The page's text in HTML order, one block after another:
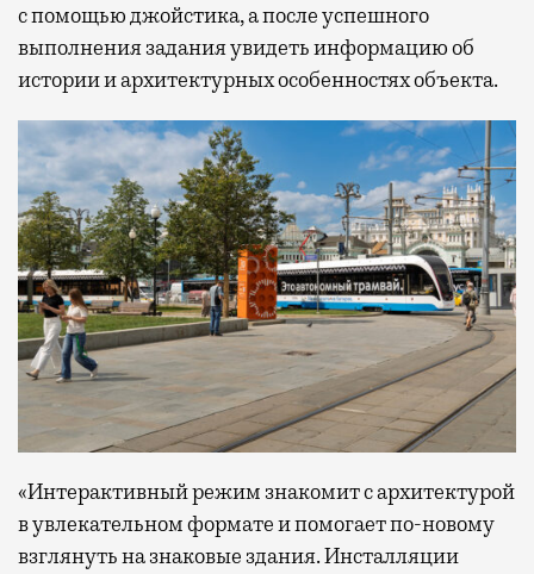
с помощью джойстика, а после успешного
выполнения задания увидеть информацию об
истории и архитектурных особенностях объекта.
«Интерактивный режим знакомит с архитектурой
в увлекательном формате и помогает по-новому
взглянуть на знаковые здания. Инсталляции